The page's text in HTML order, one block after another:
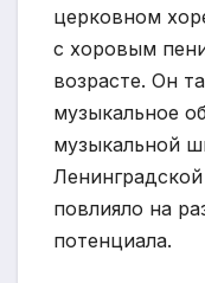
церковном
с хоровым
возрасте. Он
музыкальное
музыкальной
повлияло на
потенциала.